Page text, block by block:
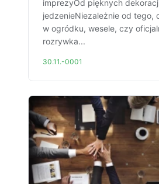
imprezyOd pięknych
jedzenieNiezależnie od tego,
w ogródku, wesele, czy
rozrywka...
30.11.-0001